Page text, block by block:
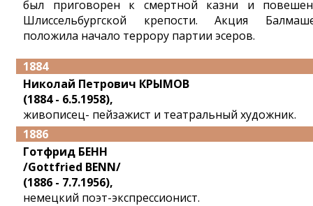
был приговорен к смертной казни и
Шлиссельбургской крепости. Акция
положила начало террору партии эсеров.
1884
Николай Петрович КРЫМОВ
(1884 - 6.5.1958),
живописец- пейзажист и театральный художник.
1886
Готфрид БЕНН
/Gottfried BENN/
(1886 - 7.7.1956),
немецкий поэт-экспрессионист.